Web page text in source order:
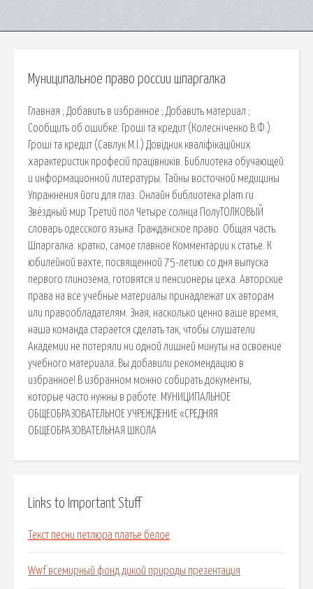
Муниципальное право россии шпаргалка
Главная ; Добавить в избранное ; Добавить материал ;
Сообщить об ошибке. Гроші та кредит (Колесніченко В.Ф.)
Гроші та кредит (Савлук М.І.) Довідник кваліфікаційних
характеристик професій працівників. Библиотека обучающей
и информационной литературы. Тайны восточной медицины
Упражнения йоги для глаз. Онлайн библиотека plam.ru
Звёздный мир Третий пол Четыре солнца ПолуТОЛКОВЫЙ
словарь одесского языка. Гражданское право. Общая часть.
Шпаргалка: кратко, самое главное Комментарии к статье. К
юбилейной вахте, посвященной 75-летию со дня выпуска
первого глинозема, готовятся и пенсионеры цеха. Авторские
права на все учебные материалы принадлежат их авторам
или правообладателям. Зная, насколько ценно ваше время,
наша команда старается сделать так, чтобы слушатели
Академии не потеряли ни одной лишней минуты на освоение
учебного материала. Вы добавили рекомендацию в
избранное! В избранном можно собирать документы,
которые часто нужны в работе. МУНИЦИПАЛЬНОЕ
ОБЩЕОБРАЗОВАТЕЛЬНОЕ УЧРЕЖДЕНИЕ «СРЕДНЯЯ
ОБЩЕОБРАЗОВАТЕЛЬНАЯ ШКОЛА
Links to Important Stuff
Текст песни петлюра платье белое
Wwf всемирный фонд дикой природы презентация